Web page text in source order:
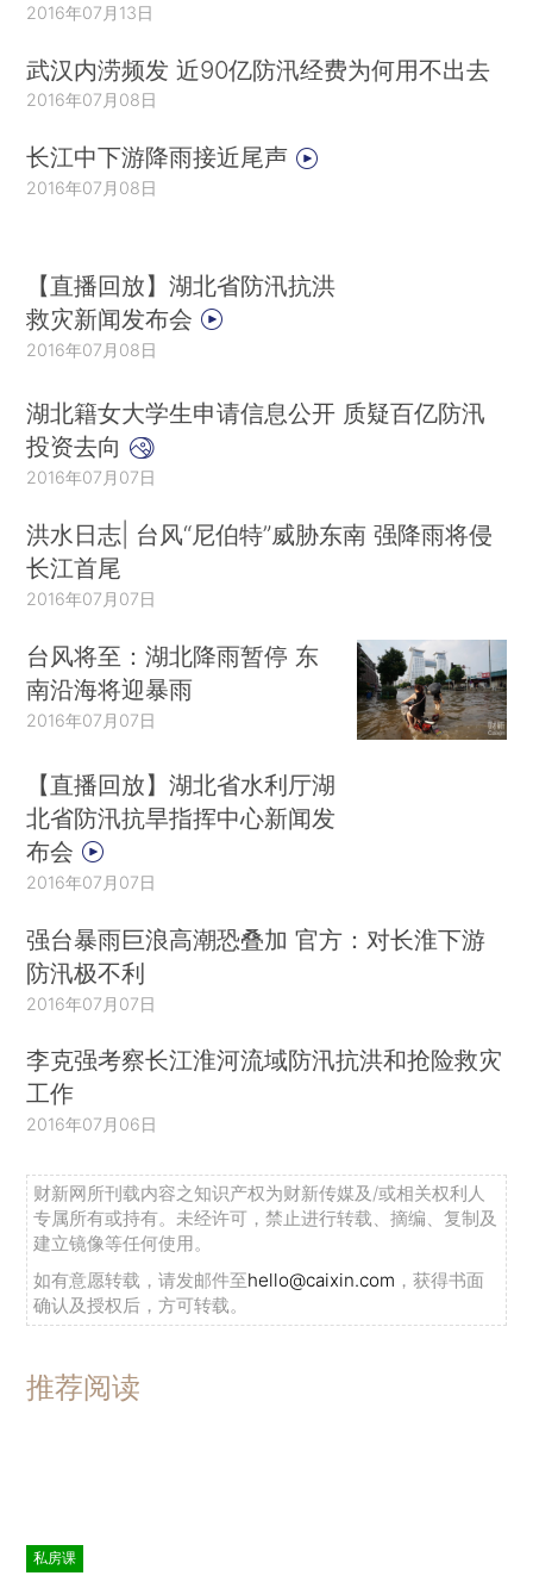
2016年07月13日
武汉内涝频发 近90亿防汛经费为何用不出去
2016年07月08日
长江中下游降雨接近尾声
2016年07月08日
【直播回放】湖北省防汛抗洪
救灾新闻发布会
2016年07月08日
湖北籍女大学生申请信息公开 质疑百亿防汛
投资去向
2016年07月07日
洪水日志| 台风“尼伯特”威胁东南 强降雨将侵
长江首尾
2016年07月07日
台风将至：湖北降雨暂停 东
南沿海将迎暴雨
2016年07月07日
【直播回放】湖北省水利厅湖
北省防汛抗旱指挥中心新闻发
布会
2016年07月07日
强台暴雨巨浪高潮恐叠加 官方：对长淮下游
防汛极不利
2016年07月07日
李克强考察长江淮河流域防汛抗洪和抢险救灾
工作
2016年07月06日
财新网所刊载内容之知识产权为财新传媒及/或相关权利人
专属所有或持有。未经许可，禁止进行转载、摘编、复制及
建立镜像等任何使用。
如有意愿转载，请发邮件至hello@caixin.com ，获得书面
确认及授权后，方可转载。
推荐阅读
私房课